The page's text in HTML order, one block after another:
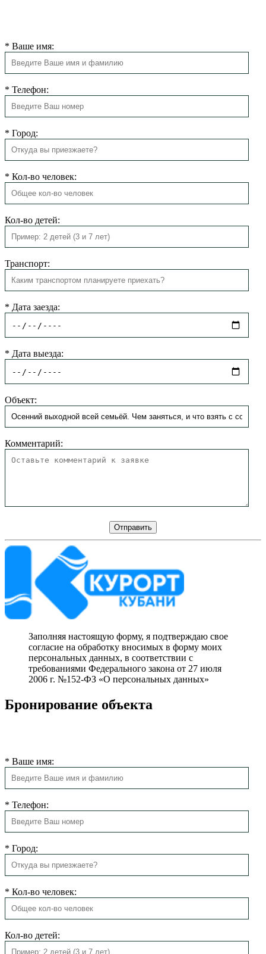
* Ваше имя:
* Телефон:
* Город:
* Кол-во человек:
Кол-во детей:
Транспорт:
* Дата заезда:
* Дата выезда:
Объект:
Комментарий:
Заполняя настоящую форму, я подтверждаю свое
согласие на обработку вносимых в форму моих
персональных данных, в соответствии с
требованиями Федерального закона от 27 июля
2006 г. №152-ФЗ «О персональных данных»
Бронирование объекта
* Ваше имя:
* Телефон:
* Город:
* Кол-во человек:
Кол-во детей: